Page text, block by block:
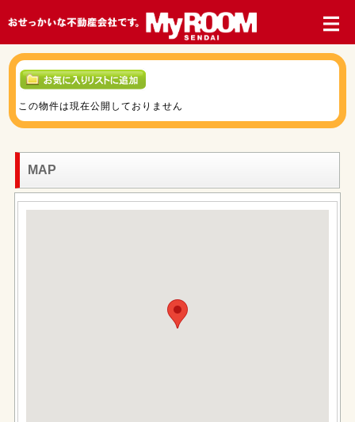
この物件は現在公開しておりません
MAP